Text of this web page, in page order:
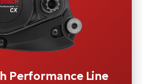
Performance Line